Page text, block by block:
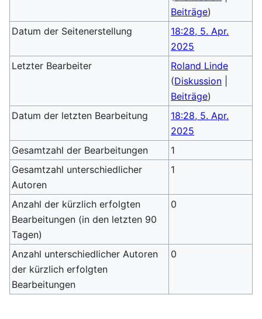
Beiträge)
Datum der Seitenerstellung
18:28, 5. Apr.
2025
Letzter Bearbeiter
Roland Linde
(Diskussion
Beiträge)
Datum der letzten Bearbeitung
18:28, 5. Apr.
2025
Gesamtzahl der Bearbeitungen
1
Gesamtzahl unterschiedlicher
Autoren
1
Anzahl der kürzlich erfolgten
Bearbeitungen (in den letzten 90
Tagen)
0
Anzahl unterschiedlicher Autoren
der kürzlich erfolgten
Bearbeitungen
0